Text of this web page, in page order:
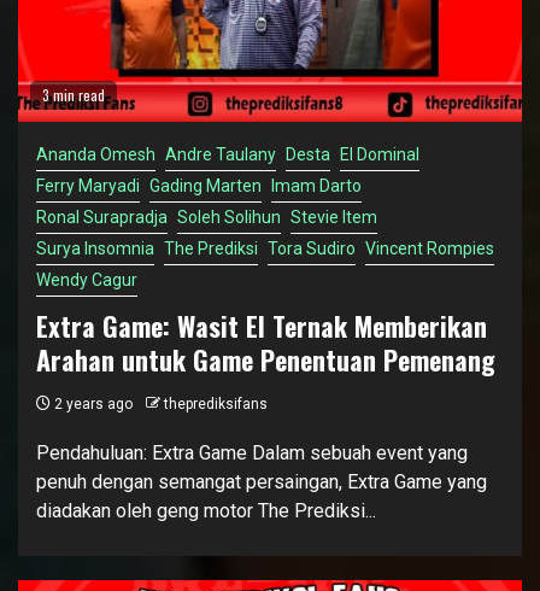
3 min read
Ananda Omesh Andre Taulany Desta
El Dominal
Ferry Maryadi Gading Marten
Imam Darto
Ronal Surapradja Soleh Solihun Stevie Item
Surya Insomnia The Prediksi Tora Sudiro Vincent Rompies
Wendy Cagur
Extra Game: Wasit El Ternak Memberikan
Arahan untuk Game Penentuan Pemenang
2 years ago theprediksifans
Pendahuluan: Extra Game Dalam sebuah event yang
penuh dengan semangat persaingan, Extra Game yang
diadakan oleh geng motor The Prediksi...